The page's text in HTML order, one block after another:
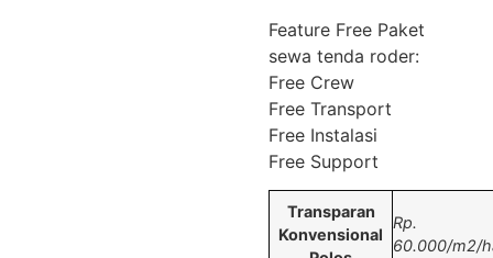
Feature Free Paket
sewa tenda roder:
Free Crew
Free Transport
Free Instalasi
Free Support
Transparan
Konvensional
Rp.
60.000/m2/